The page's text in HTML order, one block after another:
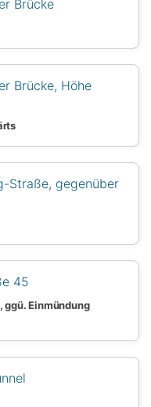
Brücke
Brücke, Höhe
Straße, gegenüber
45
Einmündung